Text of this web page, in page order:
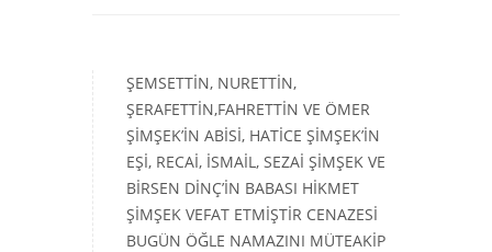
ŞEMSETTİN, NURETTİN,
ŞERAFETTİN,FAHRETTİN VE ÖMER
ŞİMŞEK’İN ABİSİ, HATİCE ŞİMŞEK’İN
EŞİ, RECAİ, İSMAİL, SEZAİ ŞİMŞEK VE
BİRSEN DİNÇ’İN BABASI HİKMET
ŞİMŞEK VEFAT ETMİŞTİR CENAZESİ
BUGÜN ÖĞLE NAMAZINI MÜTEAKİP